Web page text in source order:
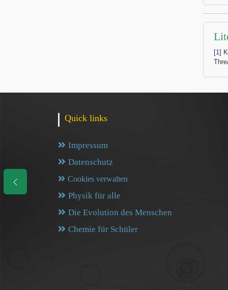
[1]
Quick links
Impressum
Datenschutz
Cookies verwalten
Physik für alle
Die Evolution des Menschen
Chemie für Schüler